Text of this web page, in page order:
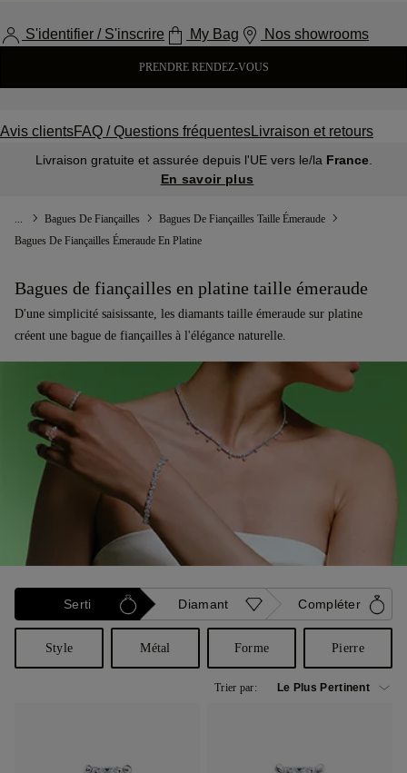
S'identifier / S'inscrire My Bag Nos showrooms
PRENDRE RENDEZ-VOUS
Avis clientsFAQ / Questions fréquentesLivraison et retours
Livraison gratuite et assurée depuis l'UE vers le/la France.
En savoir plus
Bagues De Fiançailles
Bagues De Fiançailles Taille Émeraude
Bagues De Fiançailles Émeraude En Platine
Bagues de fiançailles en platine taille émeraude
D'une simplicité saisissante, les diamants taille émeraude sur platine
créent une bague de fiançailles à l'élégance naturelle.
Serti Diamant Compléter
Style Métal Forme Pierre
Trier par: